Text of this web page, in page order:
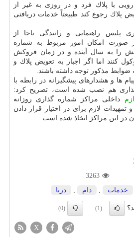
با پلاك فرد و در روزی به غیر از
پلاك رجوع كند طبیعتاً خدمات دریافتی
پلیس راهنمایی و رانندگی ناجا از
صورت امكان امور مربوط به شماره
را به سال آینده و در زمان فروكش
بیماری كووید-19 موكول كنند اما اگر اجبار به تعویض پلاك و
ضوابط مذكور توجه داشته باشند.
ها و هشدارهای پیشگیرانه در رابطه با
هم نصب شده است، تصریح كرد:
داخلی مراكز شماره گذاری روزانه
لازم برای در اختیار قرار دادن
در این مراكز اتخاذ شده است.
3263
خدمات دام دریا
(1)
(0)
X